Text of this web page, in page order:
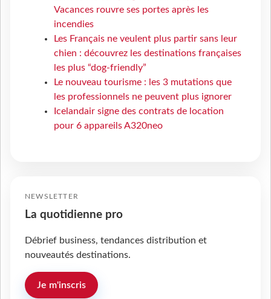
Vacances rouvre ses portes après les
incendies
Les Français ne veulent plus partir sans leur
chien : découvrez les destinations françaises
les plus “dog-friendly”
Le nouveau tourisme : les 3 mutations que
les professionnels ne peuvent plus ignorer
Icelandair signe des contrats de location
pour 6 appareils A320neo
NEWSLETTER
La quotidienne pro
Débrief business, tendances distribution et
nouveautés destinations.
Je m'inscris